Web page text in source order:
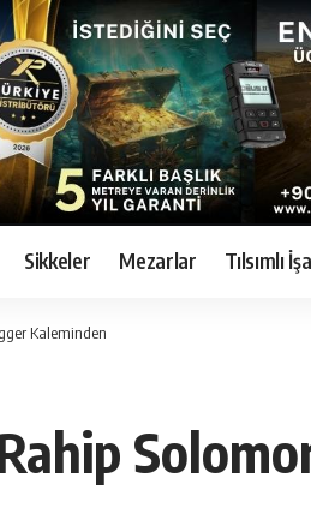
Sikkeler Mezarlar Tılsımlı
Kaleminden